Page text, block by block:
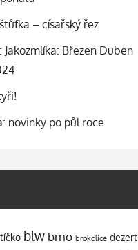
– císařský řez
Jakozmlíka: Březen Duben
novinky po půl roce
blw brno brokolice dezert